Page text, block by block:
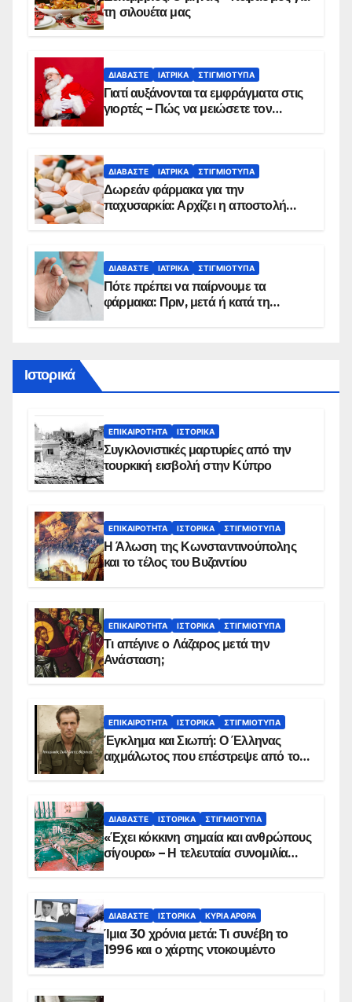
τη σιλουέτα μας
ΔΙΑΒΆΣΤΕ ΙΑΤΡΙΚΆ ΣΤΙΓΜΙΌΤΥΠΑ
Γιατί αυξάνονται τα εμφράγματα στις
γιορτές – Πώς να μειώσετε τον
ΔΙΑΒΆΣΤΕ ΙΑΤΡΙΚΆ ΣΤΙΓΜΙΌΤΥΠΑ
Δωρεάν φάρμακα για την
παχυσαρκία: Αρχίζει η αποστολή
ΔΙΑΒΆΣΤΕ ΙΑΤΡΙΚΆ ΣΤΙΓΜΙΌΤΥΠΑ
Πότε πρέπει να παίρνουμε τα
φάρμακα: Πριν, μετά ή κατά τη
Ιστορικά
ΕΠΙΚΑΙΡΌΤΗΤΑ ΙΣΤΟΡΙΚΆ
Συγκλονιστικές μαρτυρίες από την
τουρκική εισβολή στην Κύπρο
ΕΠΙΚΑΙΡΌΤΗΤΑ ΙΣΤΟΡΙΚΆ ΣΤΙΓΜΙΌΤΥΠΑ
Η Άλωση της Κωνσταντινούπολης
και το τέλος του Βυζαντίου
ΕΠΙΚΑΙΡΌΤΗΤΑ ΙΣΤΟΡΙΚΆ ΣΤΙΓΜΙΌΤΥΠΑ
Τι απέγινε ο Λάζαρος μετά την
Ανάσταση;
ΕΠΙΚΑΙΡΌΤΗΤΑ ΙΣΤΟΡΙΚΆ ΣΤΙΓΜΙΌΤΥΠΑ
Έγκλημα και Σιωπή: Ο Έλληνας
αιχμάλωτος που επέστρεψε από το
ΔΙΑΒΆΣΤΕ ΙΣΤΟΡΙΚΆ ΣΤΙΓΜΙΌΤΥΠΑ
«Έχει κόκκινη σημαία και ανθρώπους
σίγουρα» – Η τελευταία συνομιλία
ΔΙΑΒΆΣΤΕ ΙΣΤΟΡΙΚΆ ΚΥΡΙΑ ΑΡΘΡΑ
Ίμια 30 χρόνια μετά: Τι συνέβη το
1996 και ο χάρτης ντοκουμέντο